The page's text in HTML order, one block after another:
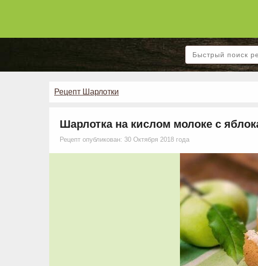
Рецепт Шарлотки
Шарлотка на кислом молоке с
Рецепт опубликован: 30 Октября 2018 года